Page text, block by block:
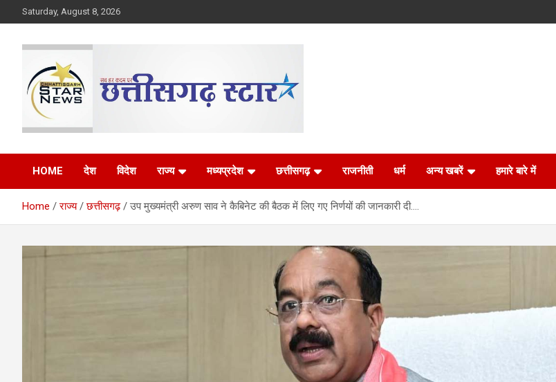
to
Saturday, August 8, 2026
Chhattisgarh Star
HOME देश विदेश राज्य मध्यप्रदेश छत्तीसगढ़ राजनीती धर्म अन्य खबरें हमारे बारे में
Home राज्य छत्तीसगढ़ उप मुख्यमंत्री अरुण साव ने कैबिनेट की बैठक में लिए गए निर्णयों की जानकारी दी….